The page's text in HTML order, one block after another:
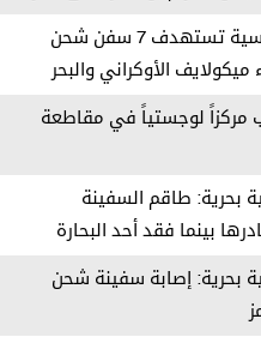
إعلام روسي: القوات الروسية تستهدف 7 سفن شحن
الأوكراني والبحر
مركزاً لوجستياً في مقاطعة
بحرية: طاقم السفينة
بينما فقد أحد البحارة
بحرية: إصابة سفينة شحن